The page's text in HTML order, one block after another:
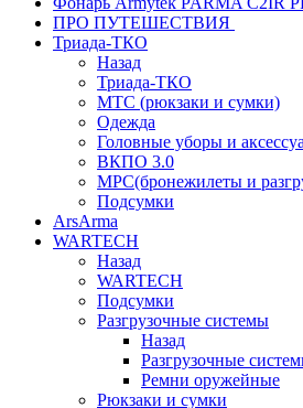
ПРО ПУТЕШЕСТВИЯ
Триада-ТКО
Назад
Триада-ТКО
МТС (рюкзаки и сумки)
Одежда
Головные уборы и
ВКПО 3.0
МРС(бронежилеты и
Подсумки
ArsArma
WARTECH
Назад
WARTECH
Подсумки
Разгрузочные системы
Назад
Разгрузочные
Ремни оружейные
Рюкзаки и сумки